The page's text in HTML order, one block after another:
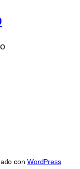
con WordPress